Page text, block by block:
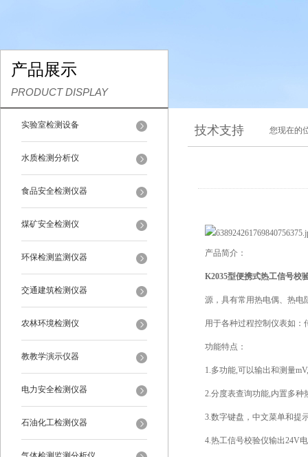
产品展示
PRODUCT DISPLAY
实验室检测设备
水质检测分析仪
食品安全检测仪器
煤矿安全检测仪
环保检测监测仪器
交通建筑检测仪器
农林环境检测仪
教教学演示仪器
电力安全检测仪器
石油化工检测仪器
技术支持 您现在的
产品简介：
K2035型便携式热工信号校
源，具有常用热电偶、热电
用于各种过程控制仪表如
功能特点：
1.多功能,可以输出和测量
2.分度表查询功能,内置多种
3.数字键盘，中文菜单和提
4.热工信号校验仪输出24V